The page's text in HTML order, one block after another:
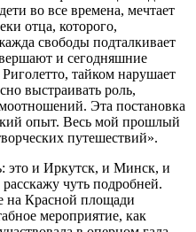
во все времена, мечтает
отца, которого,
свободы подталкивает
и сегодняшние
тайком нарушает
выстраивать роль,
Эта постановка
опыт. Весь мой прошлый
путешествий».
это и Иркутск, и Минск, и
чуть подробней.
на Красной площади
мероприятие, как